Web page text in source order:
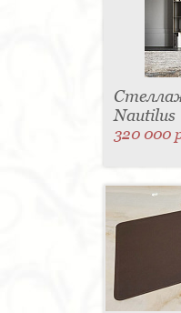
Nautilus
320 000